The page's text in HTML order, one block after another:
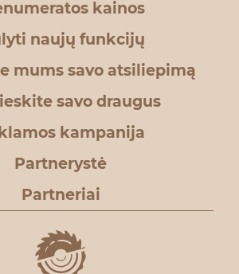
kainos
naujų funkcijų
mums savo atsiliepimą
savo draugus
kampanija
Partnerystė
Partneriai